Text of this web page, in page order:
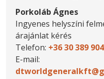
Porkoláb Ágnes
Ingyenes helyszíni
árajánlat kérés
Telefon: +36 30 389
E-mail: